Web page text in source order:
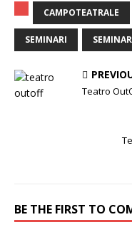
CAMPOTEATRALE
SEMINARI
Teatro
BE THE FIRST TO